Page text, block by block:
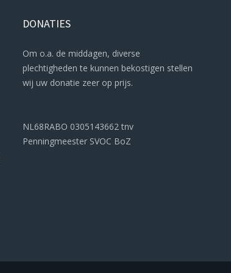
DONATIES
Om o.a. de middagen, diverse
plechtigheden te kunnen bekostigen stellen
wij uw donatie zeer op prijs.
NL68RABO 0305143662 tnv
Penningmeester SVOC BoZ